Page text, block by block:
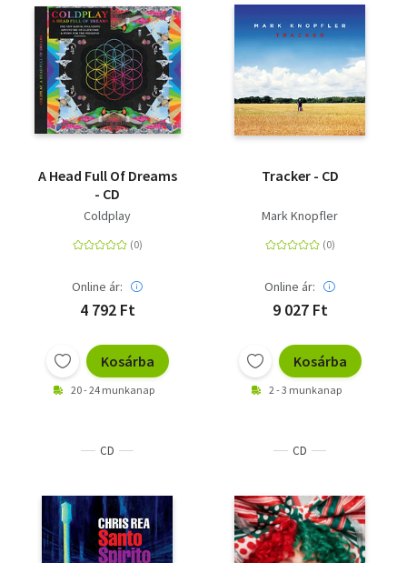
A Head Full Of Dreams
- CD
Coldplay
Online ár:
4 792 Ft
Kosárba
20 - 24 munkanap
Tracker - CD
Mark Knopfler
Online ár:
9 027 Ft
Kosárba
2 - 3 munkanap
CD CD